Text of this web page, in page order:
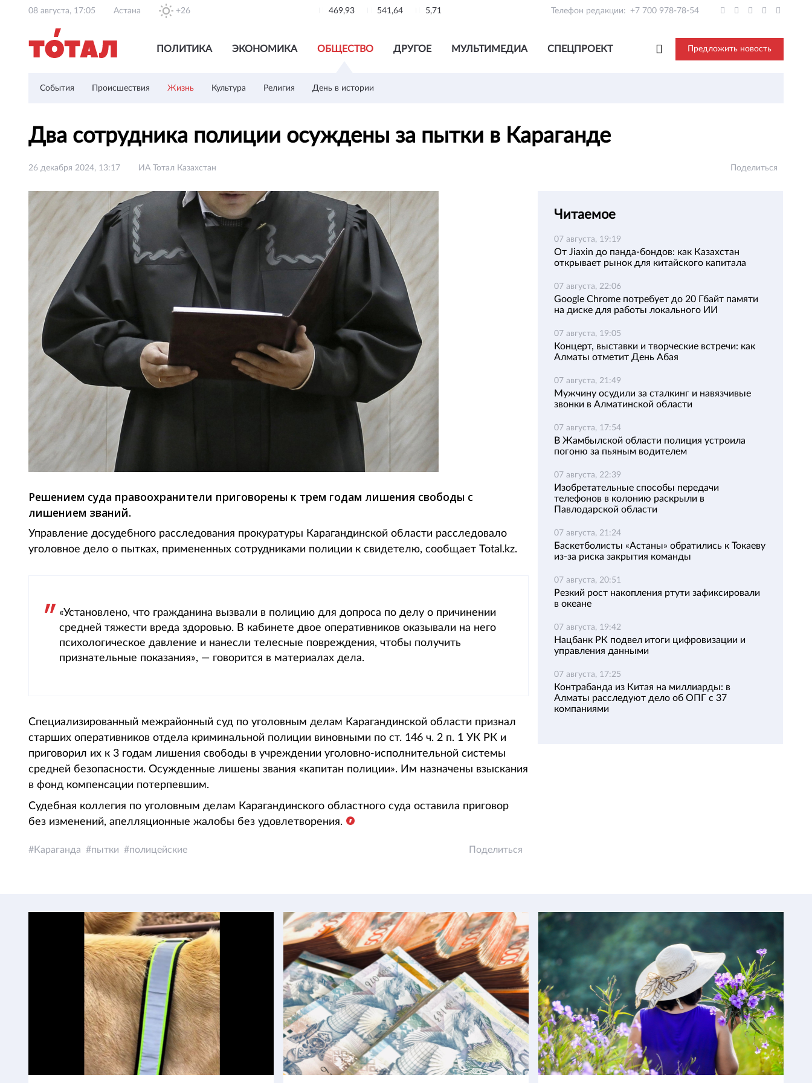
08 августа, 17:05 Астана +26 469,93 541,64 5,71 Телефон редакции: +7 700 978-78-54
ПОЛИТИКА ЭКОНОМИКА ОБЩЕСТВО ДРУГОЕ МУЛЬТИМЕДИА СПЕЦПРОЕКТ Предложить новость
События Происшествия Жизнь Культура Религия День в истории
Два сотрудника полиции осуждены за пытки в Караганде
26 декабря 2024, 13:17 ИА Тотал Казахстан Поделиться
Решением суда правоохранители приговорены к трем годам лишения свободы с
лишением званий.
Управление досудебного расследования прокуратуры Карагандинской области расследовало
уголовное дело о пытках, примененных сотрудниками полиции к свидетелю, сообщает Total.kz.
«Установлено, что гражданина вызвали в полицию для допроса по делу о причинении
средней тяжести вреда здоровью. В кабинете двое оперативников оказывали на него
психологическое давление и нанесли телесные повреждения, чтобы получить
признательные показания», — говорится в материалах дела.
Специализированный межрайонный суд по уголовным делам Карагандинской области признал
старших оперативников отдела криминальной полиции виновными по ст. 146 ч. 2 п. 1 УК РК и
приговорил их к 3 годам лишения свободы в учреждении уголовно-исполнительной системы
средней безопасности. Осужденные лишены звания «капитан полиции». Им назначены взыскания
в фонд компенсации потерпевшим.
Судебная коллегия по уголовным делам Карагандинского областного суда оставила приговор
без изменений, апелляционные жалобы без удовлетворения.
Караганда пытки полицейские Поделиться
Читаемое
07 августа, 19:19
От Jiaxin до панда-бондов: как Казахстан
открывает рынок для китайского капитала
07 августа, 22:06
Google Chrome потребует до 20 Гбайт памяти
на диске для работы локального ИИ
07 августа, 19:05
Концерт, выставки и творческие встречи: как
Алматы отметит День Абая
07 августа, 21:49
Мужчину осудили за сталкинг и навязчивые
звонки в Алматинской области
07 августа, 17:54
В Жамбылской области полиция устроила
погоню за пьяным водителем
07 августа, 22:39
Изобретательные способы передачи
телефонов в колонию раскрыли в
Павлодарской области
07 августа, 21:24
Баскетболисты «Астаны» обратились к Токаеву
из-за риска закрытия команды
07 августа, 20:51
Резкий рост накопления ртути зафиксировали
в океане
07 августа, 19:42
Нацбанк РК подвел итоги цифровизации и
управления данными
07 августа, 17:25
Контрабанда из Китая на миллиарды: в
Алматы расследуют дело об ОПГ с 37
компаниями